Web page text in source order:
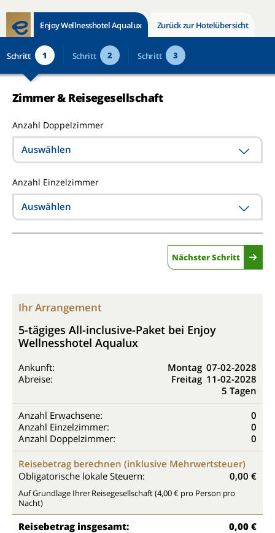
Enjoy Wellnesshotel Aqualux Zurück zur Hotelübersicht
Schritt 1 Schritt 2 Schritt 3
Zimmer & Reisegesellschaft
Anzahl Doppelzimmer
Auswählen
Anzahl Einzelzimmer
Auswählen
Nächster Schritt
Ihr Arrangement
5-tägiges All-inclusive-Paket bei Enjoy
Wellnesshotel Aqualux
Ankunft: Montag 07-02-2028
Abreise:
Freitag 11-02-2028
5 Tagen
Anzahl Erwachsene:
0
Anzahl Einzelzimmer:
0
Anzahl Doppelzimmer:
0
Reisebetrag berechnen (inklusive Mehrwertsteuer)
Obligatorische lokale Steuern:
0,00 €
Auf Grundlage Ihrer Reisegesellschaft (4,00 € pro Person pro
Nacht)
Reisebetrag insgesamt: 0,00 €